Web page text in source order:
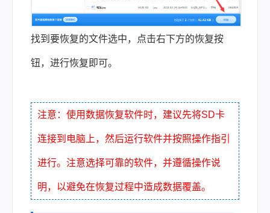
找到要恢复的文件选中，点击右下方的恢复按
钮，进行恢复即可。
注意：使用数据恢复软件时，建议先将SD卡
连接到电脑上，然后运行软件并按照操作指引
进行。注意选择可靠的软件，并遵循操作说
明，以避免在恢复过程中造成数据覆盖。